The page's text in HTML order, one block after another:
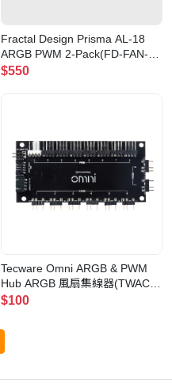
Fractal Design Prisma AL-18
ARGB PWM 2-Pack(FD-FAN-
PRI-AL18-PWM-2P)
$550
Tecware Omni ARGB & PWM
Hub ARGB 風扇集線器(TWAC-
OMHUB)
$100